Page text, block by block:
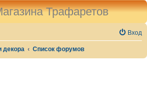
Трафаретов
Вход
декора Список форумов